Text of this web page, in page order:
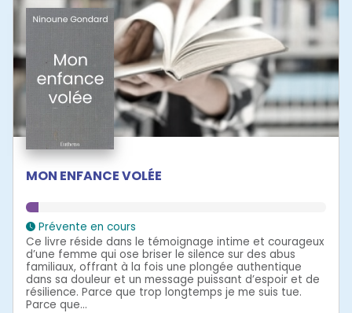
MON ENFANCE VOLÉE
Prévente en cours
Ce livre réside dans le témoignage intime et courageux
d’une femme qui ose briser le silence sur des abus
familiaux, offrant à la fois une plongée authentique
dans sa douleur et un message puissant d’espoir et de
résilience. Parce que trop longtemps je me suis tue.
Parce que...